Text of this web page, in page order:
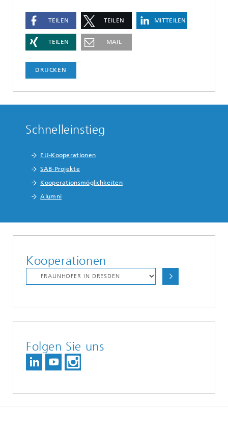
TEILEN TEILEN MITTEILEN
TEILEN MAIL
DRUCKEN
Schnelleinstieg
EU-Kooperationen
SAB-Projekte
Kooperationsmöglichkeiten
Alumni
Kooperationen
Folgen Sie uns